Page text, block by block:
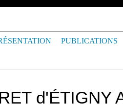
PUBLICATIONS
d'ÉTIGNY